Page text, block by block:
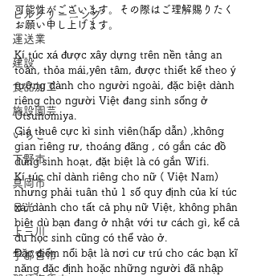
ビルクリーニング
運送業
建設
食品加工
施設園芸
いちご
下野市
真岡市
日光
上三川
宇都宮市
可能性がございます。その際はご理解賜りたく
お願い申し上げます。
Kí túc xá được xây dựng trên nền tảng an
toàn, thỏa mái,yên tâm, được thiết kế theo ý
tưởng dành cho người ngoài, đặc biệt dành
riêng cho người Việt đang sinh sống ở
Utsunomiya.
Giá thuê cực kì sinh viên(hấp dẫn) ,không
gian riêng rư, thoáng đãng , có gắn các đồ
dùng sinh hoạt, đặt biệt là có gắn Wifi.
Kí túc chỉ dành riêng cho nữ ( Việt Nam)
nhưng phải tuân thủ 1 số quy định của kí túc
xá, dành cho tất cả phụ nữ Việt, không phân
biệt dù bạn đang ở nhật với tư cách gì, kể cả
du học sinh cũng có thể vào ở.
Đặc điểm nổi bật là nơi cư trú cho các bạn kĩ
năng đặc định hoặc những người đã nhập